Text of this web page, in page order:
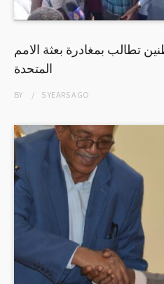
تطالب بمغادرة بعثة الامم
المتحدة
BY 5 YEARSAGO